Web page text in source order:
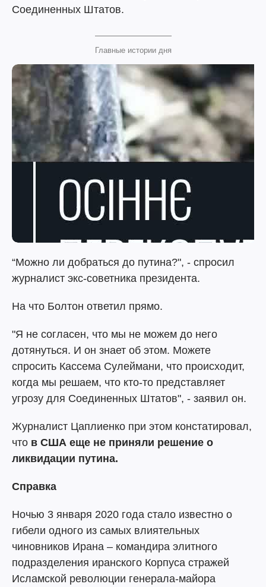
Соединенных Штатов.
Главные истории дня
“Можно ли добраться до путина?", - спросил
журналист экс-советника президента.
На что Болтон ответил прямо.
"Я не согласен, что мы не можем до него
дотянуться. И он знает об этом. Можете
спросить Кассема Сулеймани, что происходит,
когда мы решаем, что кто-то представляет
угрозу для Соединенных Штатов", - заявил он.
Журналист Цаплиенко при этом констатировал,
что в США еще не приняли решение о
ликвидации путина.
Справка
Ночью 3 января 2020 года стало известно о
гибели одного из самых влиятельных
чиновников Ирана – командира элитного
подразделения иранского Корпуса стражей
Исламской революции генерала-майора